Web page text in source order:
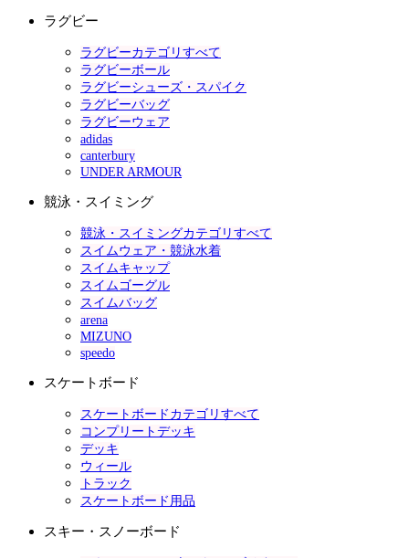
ラグビー
ラグビーカテゴリすべて
ラグビーボール
ラグビーシューズ・スパイク
ラグビーバッグ
ラグビーウェア
adidas
canterbury
UNDER ARMOUR
競泳・スイミング
競泳・スイミングカテゴリすべて
スイムウェア・競泳水着
スイムキャップ
スイムゴーグル
スイムバッグ
arena
MIZUNO
speedo
スケートボード
スケートボードカテゴリすべて
コンプリートデッキ
デッキ
ウィール
トラック
スケートボード用品
スキー・スノーボード